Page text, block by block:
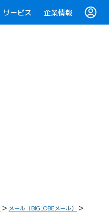
サービス 企業情報
メール（BIGLOBEメール）